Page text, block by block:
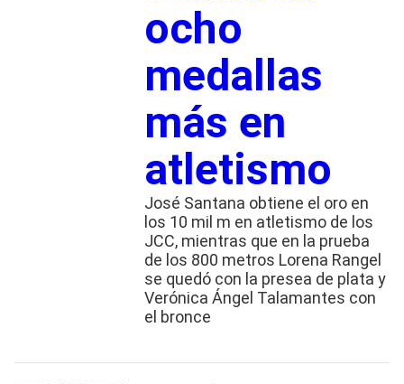
ocho
medallas
más en
atletismo
José Santana obtiene el oro en
los 10 mil m en atletismo de los
JCC, mientras que en la prueba
de los 800 metros Lorena Rangel
se quedó con la presea de plata y
Verónica Ángel Talamantes con
el bronce